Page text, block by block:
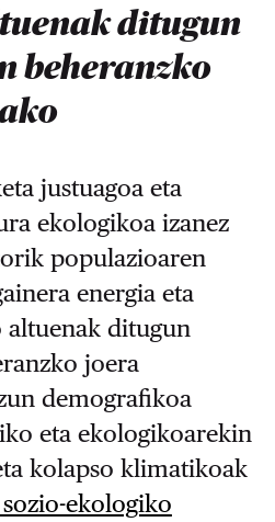
ditugun
beheranzko
justuagoa eta
ekologikoa izanez
populazioaren
energia eta
ditugun
joera
demografikoa
eta ekologikoarekin
kolapso klimatikoak
ekologiko